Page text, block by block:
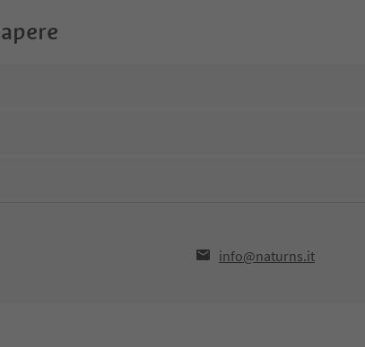
info@naturns.it